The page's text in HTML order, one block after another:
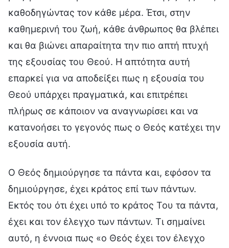
καθοδηγώντας τον κάθε μέρα. Έτσι, στην
καθημερινή του ζωή, κάθε άνθρωπος θα βλέπει
και θα βιώνει απαραίτητα την πιο απτή πτυχή
της εξουσίας του Θεού. Η απτότητα αυτή
επαρκεί για να αποδείξει πως η εξουσία του
Θεού υπάρχει πραγματικά, και επιτρέπει
πλήρως σε κάποιον να αναγνωρίσει και να
κατανοήσει το γεγονός πως ο Θεός κατέχει την
εξουσία αυτή.
Ο Θεός δημιούργησε τα πάντα και, εφόσον τα
δημιούργησε, έχει κράτος επί των πάντων.
Εκτός του ότι έχει υπό το κράτος Του τα πάντα,
έχει και τον έλεγχο των πάντων. Τι σημαίνει
αυτό, η έννοια πως «ο Θεός έχει τον έλεγχο